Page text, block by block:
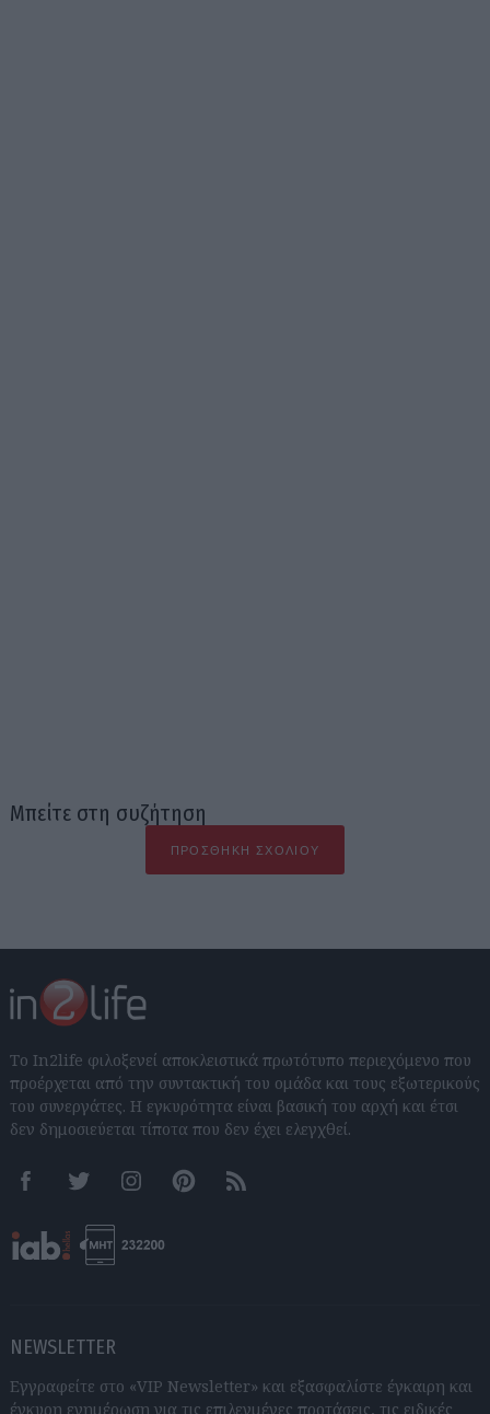
Μπείτε στη συζήτηση
ΠΡΟΣΘΉΚΗ ΣΧΟΛΊΟΥ
Το In2life φιλοξενεί αποκλειστικά πρωτότυπο περιεχόμενο που
προέρχεται από την συντακτική του ομάδα και τους εξωτερικούς
του συνεργάτες. Η εγκυρότητα είναι βασική του αρχή και έτσι
δεν δημοσιεύεται τίποτα που δεν έχει ελεγχθεί.
FacebookTwitter InstagramPinterestRSS feeds
NEWSLETTER
Εγγραφείτε στο «VIP Newsletter» και εξασφαλίστε έγκαιρη και
έγκυρη ενημέρωση για τις επιλεγμένες προτάσεις, τις ειδικές